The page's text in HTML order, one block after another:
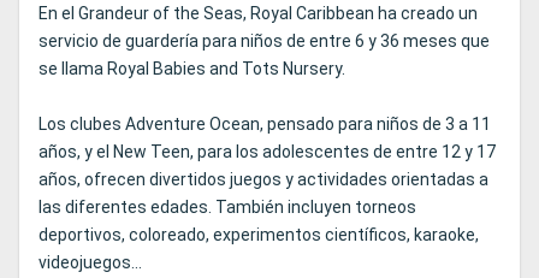
En el Grandeur of the Seas, Royal Caribbean ha creado un
servicio de guardería para niños de entre 6 y 36 meses que
se llama Royal Babies and Tots Nursery.
Los clubes Adventure Ocean, pensado para niños de 3 a 11
años, y el New Teen, para los adolescentes de entre 12 y 17
años, ofrecen divertidos juegos y actividades orientadas a
las diferentes edades. También incluyen torneos
deportivos, coloreado, experimentos científicos, karaoke,
videojuegos...